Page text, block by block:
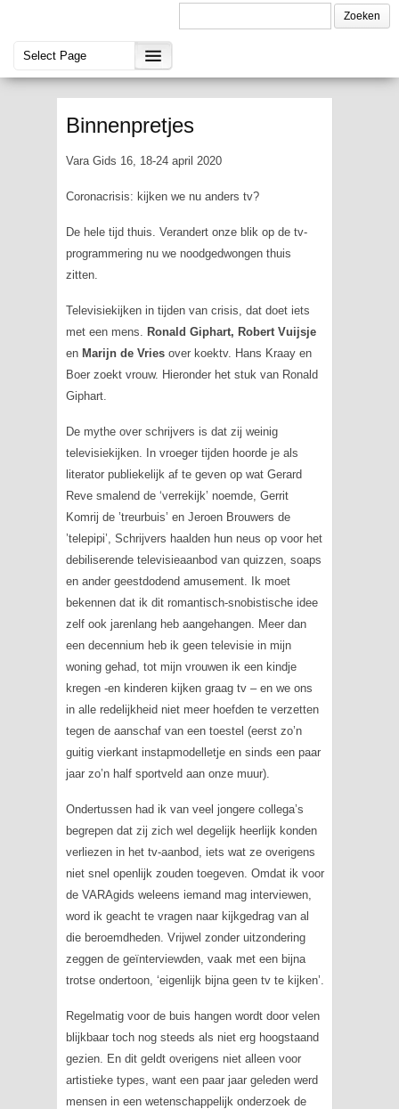
Binnenpretjes
Vara Gids 16, 18-24 april 2020
Coronacrisis: kijken we nu anders tv?
De hele tijd thuis. Verandert onze blik op de tv-
programmering nu we noodgedwongen thuis
zitten.
Televisiekijken in tijden van crisis, dat doet iets
met een mens. Ronald Giphart, Robert Vuijsje
en Marijn de Vriesover koektv. Hans Kraay en
Boer zoekt vrouw. Hieronder het stuk van Ronald
Giphart.
De mythe over schrijvers is dat zij weinig
televisiekijken. In vroeger tijden hoorde je als
literator publiekelijk af te geven op wat Gerard
Reve smalend de ‘verrekijk’ noemde, Gerrit
Komrij de ’treurbuis’ en Jeroen Brouwers de
’telepipi’, Schrijvers haalden hun neus op voor het
debiliserende televisieaanbod van quizzen, soaps
en ander geestdodend amusement. Ik moet
bekennen dat ik dit romantisch-snobistische idee
zelf ook jarenlang heb aangehangen. Meer dan
een decennium heb ik geen televisie in mijn
woning gehad, tot mijn vrouwen ik een kindje
kregen -en kinderen kijken graag tv – en we ons
in alle redelijkheid niet meer hoefden te verzetten
tegen de aanschaf van een toestel (eerst zo’n
guitig vierkant instapmodelletje en sinds een paar
jaar zo’n half sportveld aan onze muur).
Ondertussen had ik van veel jongere collega’s
begrepen dat zij zich wel degelijk heerlijk konden
verliezen in het tv-aanbod, iets wat ze overigens
niet snel openlijk zouden toegeven. Omdat ik voor
de VARAgids weleens iemand mag interviewen,
word ik geacht te vragen naar kijkgedrag van al
die beroemdheden. Vrijwel zonder uitzondering
zeggen de geïnterviewden, vaak met een bijna
trotse ondertoon, ‘eigenlijk bijna geen tv te kijken’.
Regelmatig voor de buis hangen wordt door velen
blijkbaar toch nog steeds als niet erg hoogstaand
gezien. En dit geldt overigens niet alleen voor
artistieke types, want een paar jaar geleden werd
mensen in een wetenschappelijk onderzoek de